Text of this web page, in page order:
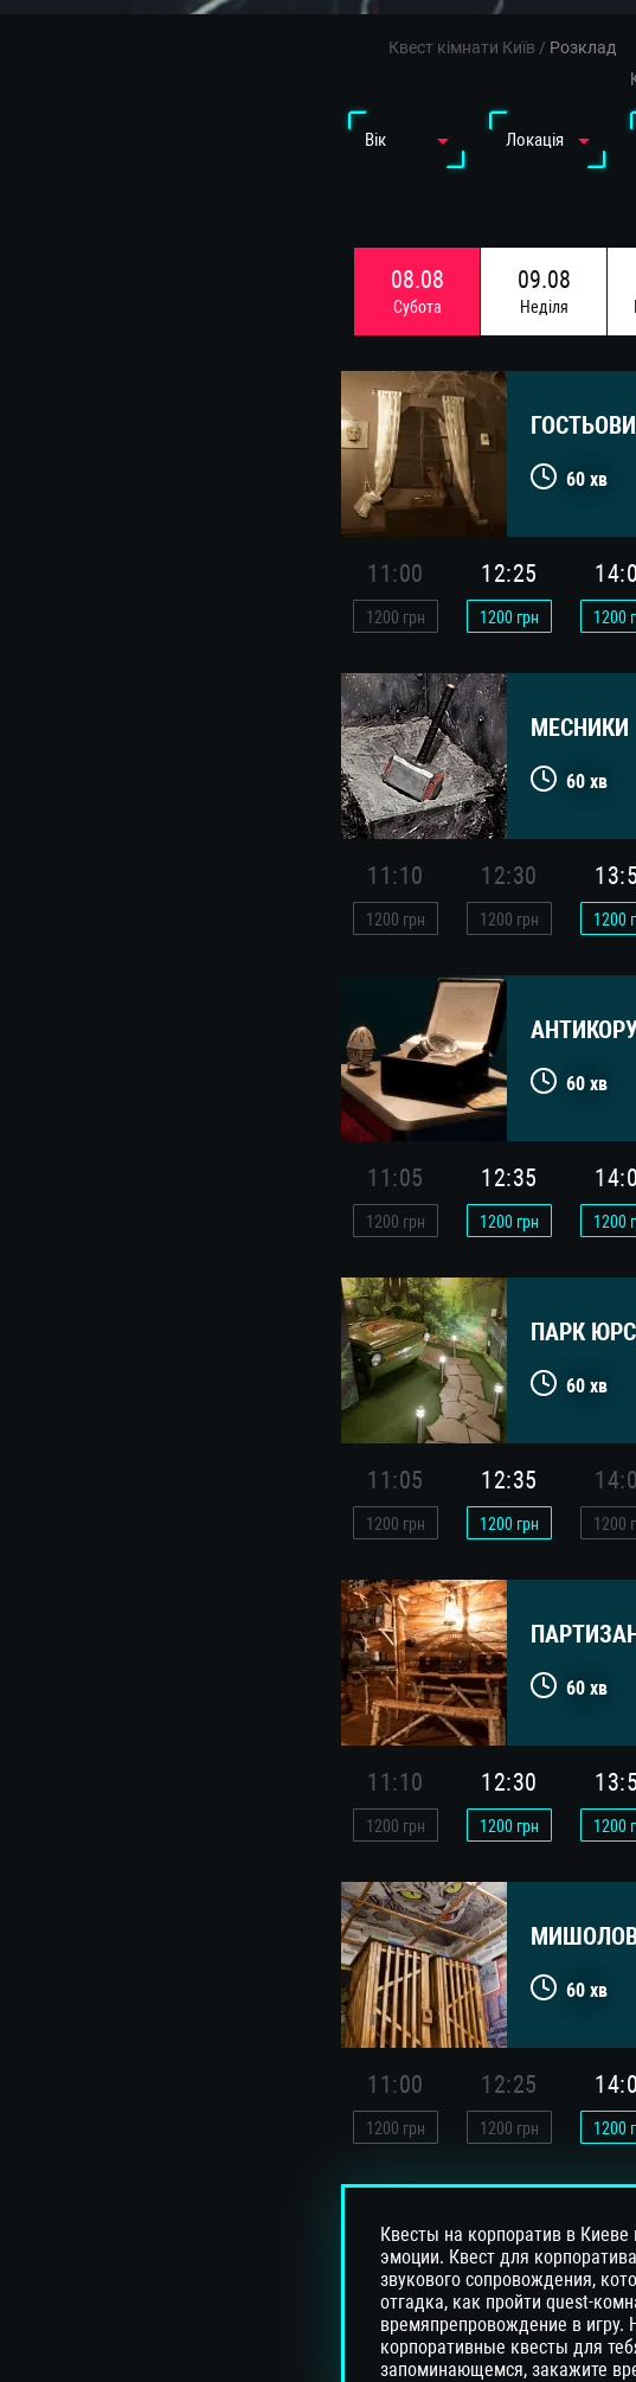
Квест кімнати Київ / Розклад
Вiк Локація
08.08
Субота
09.08
Недiля
15.08
Субота
16.08
60 хв
11:00
1200 грн
12:25
1200 грн 1200
МЕСНИКИ
60 хв
11:10
1200 грн
12:30
1200 грн 1200
60 хв
11:05
1200 грн
12:35
1200 грн 1200
ПАРК
60 хв
11:05
1200 грн
12:35
1200 грн 1200
60 хв
11:10
1200 грн
12:30
1200 грн 1200
60 хв
11:00
1200 грн
12:25
1200 грн 1200
Квесты на корпоратив в
эмоции. Квест для
звукового сопровождения,
отгадка, как пройти quest-
времяпрепровождение в игру.
корпоративные квесты для
запоминающемся, закажите